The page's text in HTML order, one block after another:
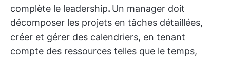
complète le leadership. Un manager doit
décomposer les projets en tâches détaillées,
créer et gérer des calendriers, en tenant
compte des ressources telles que le temps,